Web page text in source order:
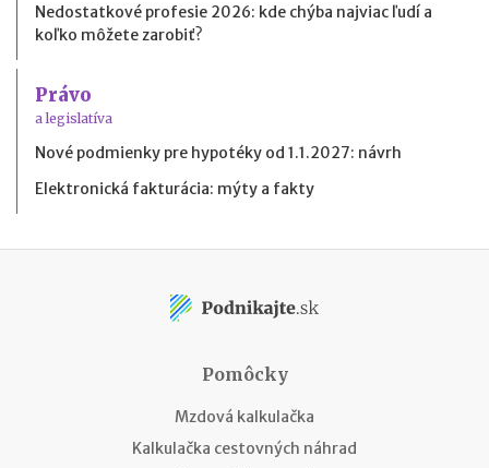
Nedostatkové profesie 2026: kde chýba najviac ľudí a
koľko môžete zarobiť?
Právo
a legislatíva
Nové podmienky pre hypotéky od 1.1.2027: návrh
Elektronická fakturácia: mýty a fakty
Pomôcky
Mzdová kalkulačka
Kalkulačka cestovných náhrad